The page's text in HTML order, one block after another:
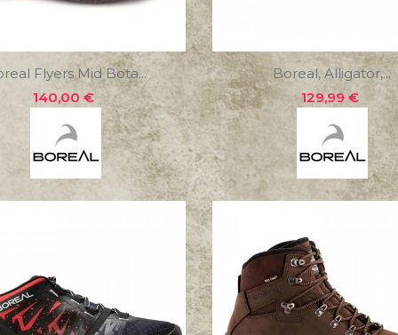
Flyers Mid Bota...
Precio
140,00 €
Boreal, Alligator,...
Precio
129,99 €